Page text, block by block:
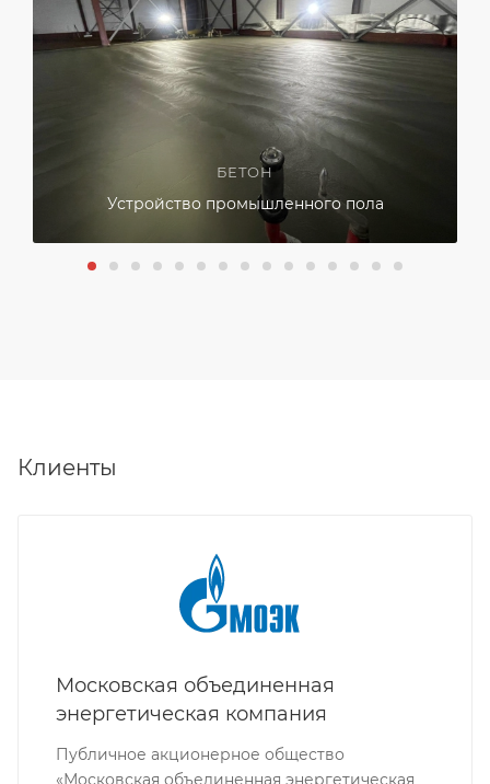
БЕТОН
Устройство промышленного пола
Клиенты
Московская объединенная
энергетическая компания
Публичное акционерное общество
«Московская объединенная энергетическая